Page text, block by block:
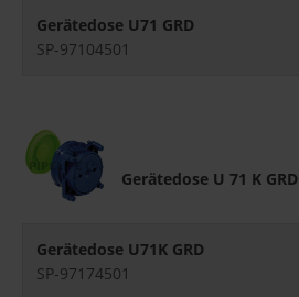
Gerätedose U71 GRD
SP-97104501
Gerätedose U 71 K GRD
Gerätedose U71K GRD
SP-97174501